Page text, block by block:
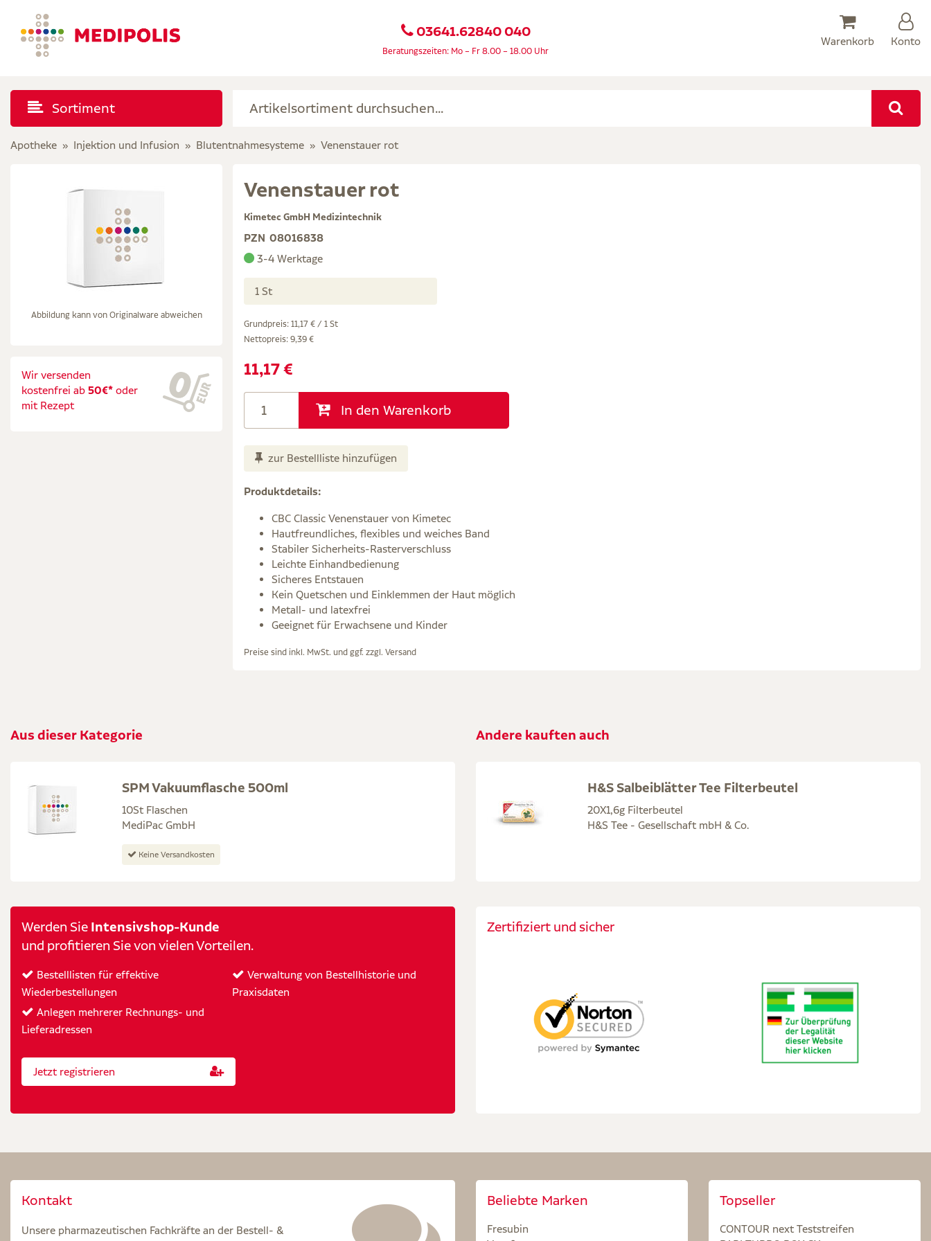
03641.62840 040
Beratungszeiten: Mo – Fr 8.00 – 18.00 Uhr
Warenkorb Konto
Sortiment
Apotheke Injektion und Infusion Blutentnahmesysteme Venenstauer rot
Abbildung kann von Originalware abweichen
Wir versenden
kostenfrei ab 50€* oder
mit Rezept
Venenstauer rot
Kimetec GmbH Medizintechnik
PZN 08016838
3-4 Werktage
1 St
Grundpreis: 11,17 € / 1 St
Nettopreis: 9,39 €
11,17 €
In den Warenkorb
zur Bestellliste hinzufügen
Produktdetails:
CBC Classic Venenstauer von Kimetec
Hautfreundliches, flexibles und weiches Band
Stabiler Sicherheits-Rasterverschluss
Leichte Einhandbedienung
Sicheres Entstauen
Kein Quetschen und Einklemmen der Haut möglich
Metall- und latexfrei
Geeignet für Erwachsene und Kinder
Preise sind inkl. MwSt. und ggf. zzgl. Versand
Aus dieser Kategorie
SPM Vakuumflasche 500ml
10St Flaschen
MediPac GmbH
Keine Versandkosten
Andere kauften auch
H&S Salbeiblätter Tee Filterbeutel
20X1,6g Filterbeutel
H&S Tee - Gesellschaft mbH & Co.
Werden Sie Intensivshop-Kunde
und profitieren Sie von vielen Vorteilen.
Bestelllisten für effektive
Wiederbestellungen
Anlegen mehrerer Rechnungs- und
Lieferadressen
Verwaltung von Bestellhistorie und
Praxisdaten
Jetzt registrieren
Zertifiziert und sicher
Kontakt
Unsere pharmazeutischen Fachkräfte an der Bestell- &
Beliebte Marken
Fresubin
Topseller
CONTOUR next Teststreifen